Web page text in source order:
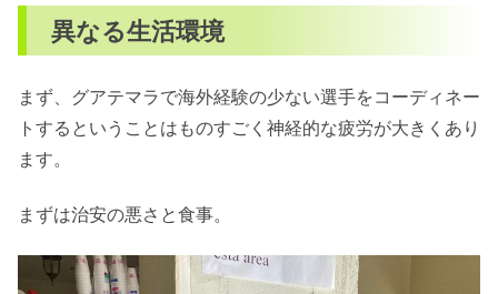
異なる生活環境
まず、グアテマラで海外経験の少ない選手をコーディネー
トするということはものすごく神経的な疲労が大きくあり
ます。
まずは治安の悪さと食事。